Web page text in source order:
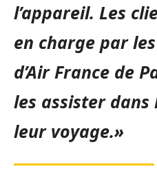
l’appareil. Les
en charge par
d’Air France de
les assister
leur voyage.»